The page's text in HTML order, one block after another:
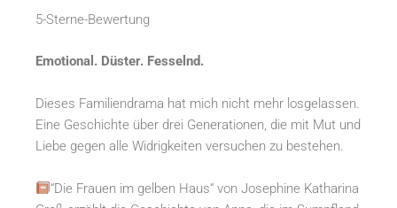
5-Sterne-Bewertung
Emotional. Düster. Fesselnd.
Dieses Familiendrama hat mich nicht mehr losgelassen.
Eine Geschichte über drei Generationen, die mit Mut und
Liebe gegen alle Widrigkeiten versuchen zu bestehen.
“Die Frauen im gelben Haus“ von Josephine Katharina